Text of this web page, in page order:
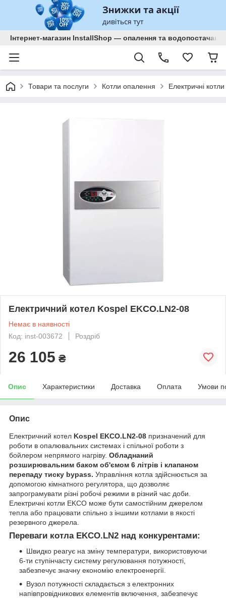
Інтернет-магазин InstallShop — опалення та водопостачання
Товари та послуги Котли опалення Електричні котли
Електричний котел Kospel EKCO.LN2-08
Немає в наявності
Код: inst-003672
Роздріб
26 105 ₴
Опис Характеристики Доставка Оплата Умови
Опис
Електричний котел Kospel EKCO.LN2-08 призначений для
роботи в опалювальних системах і спільної роботи з
бойлером непрямого нагріву. Обладнаний
розширювальним баком об'ємом 6 літрів і клапаном
перепаду тиску bypass. Управління котла здійснюється за
допомогою кімнатного регулятора, що дозволяє
запрограмувати різні робочі режими в різний час доби.
Електричні котли EKCO може бути самостійним джерелом
тепла або працювати спільно з іншими котлами в якості
резервного джерела.
Переваги котла EKCO.LN2 над конкурентами:
Швидко реагує на зміну температури, використовуючи
6-ти ступінчасту систему регулювання потужності,
забезпечує значну економію електроенергії.
Вузол потужності складається з електронних
напівпровідникових елементів включення, забезпечує